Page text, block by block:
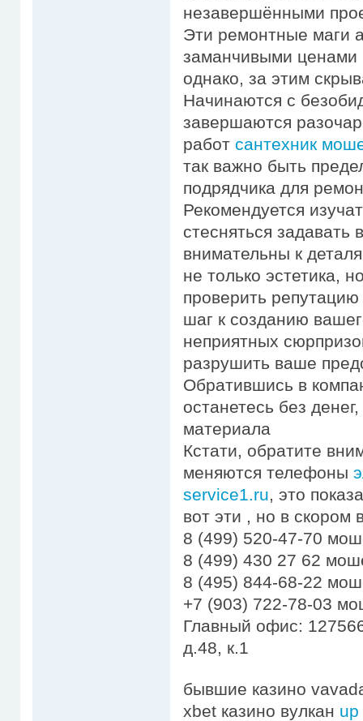
незавершёнными
Эти ремонтные маги
заманчивыми
однако, за этим
Начинаются с
завершаются
работ сантехник
так важно быть
подрядчика для
Рекомендуется
стесняться
внимательны к
не только эстетика,
проверить
шаг к созданию
неприятных
разрушить ваше
Обратившись в
останетесь без
материала
Кстати, обратите
меняются телефоны
service1.ru, это
вот эти , но в скором
8 (499) 520-47-70
8 (499) 430 27 62
8 (495) 844-68-22
+7 (903) 722-78-03
Главный офис:
д.48, к.1
бывшие казино
xbet казино вулкан